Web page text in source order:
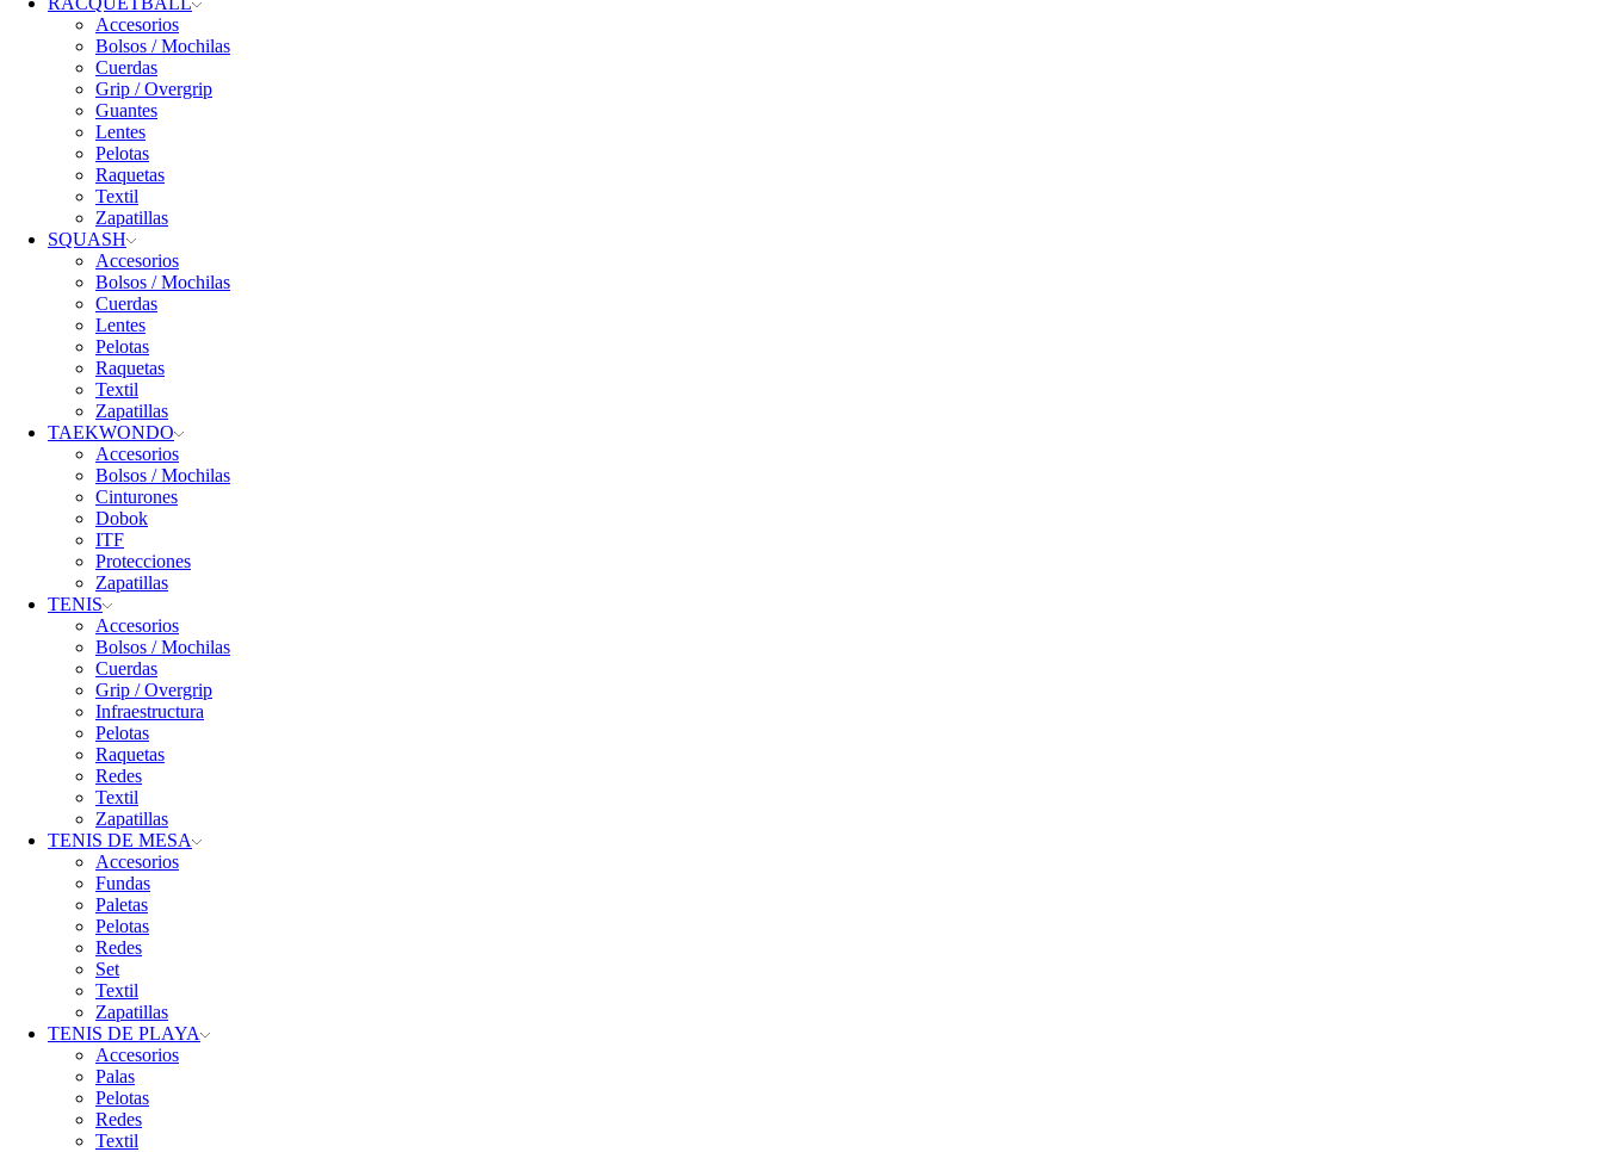
Accesorios
Bolsos / Mochilas
Cuerdas
Grip / Overgrip
Guantes
Lentes
Pelotas
Raquetas
Textil
Zapatillas
SQUASH
Accesorios
Bolsos / Mochilas
Cuerdas
Lentes
Pelotas
Raquetas
Textil
Zapatillas
TAEKWONDO
Accesorios
Bolsos / Mochilas
Cinturones
Dobok
ITF
Protecciones
Zapatillas
TENIS
Accesorios
Bolsos / Mochilas
Cuerdas
Grip / Overgrip
Infraestructura
Pelotas
Raquetas
Redes
Textil
Zapatillas
TENIS DE MESA
Accesorios
Fundas
Paletas
Pelotas
Redes
Set
Textil
Zapatillas
TENIS DE PLAYA
Accesorios
Palas
Pelotas
Redes
Textil